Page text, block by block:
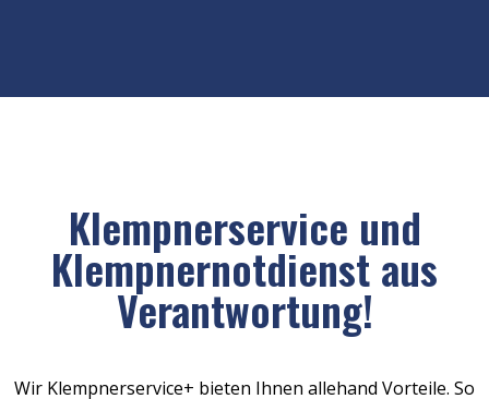
Klempnerservice und
Klempnernotdienst aus
Verantwortung!
Wir Klempnerservice+ bieten Ihnen allehand Vorteile. So